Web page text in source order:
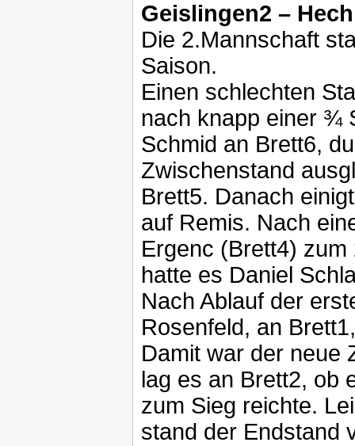
Geislingen2 –
Die 2.Mannschaft
Saison.
Einen schlechten
nach knapp einer ¾
Schmid an Brett6,
Zwischenstand
Brett5. Danach
auf Remis. Nach
Ergenc (Brett4)
hatte es Daniel
Nach Ablauf der
Rosenfeld, an
Damit war der neue
lag es an Brett2, ob
zum Sieg reichte.
stand der Endstand